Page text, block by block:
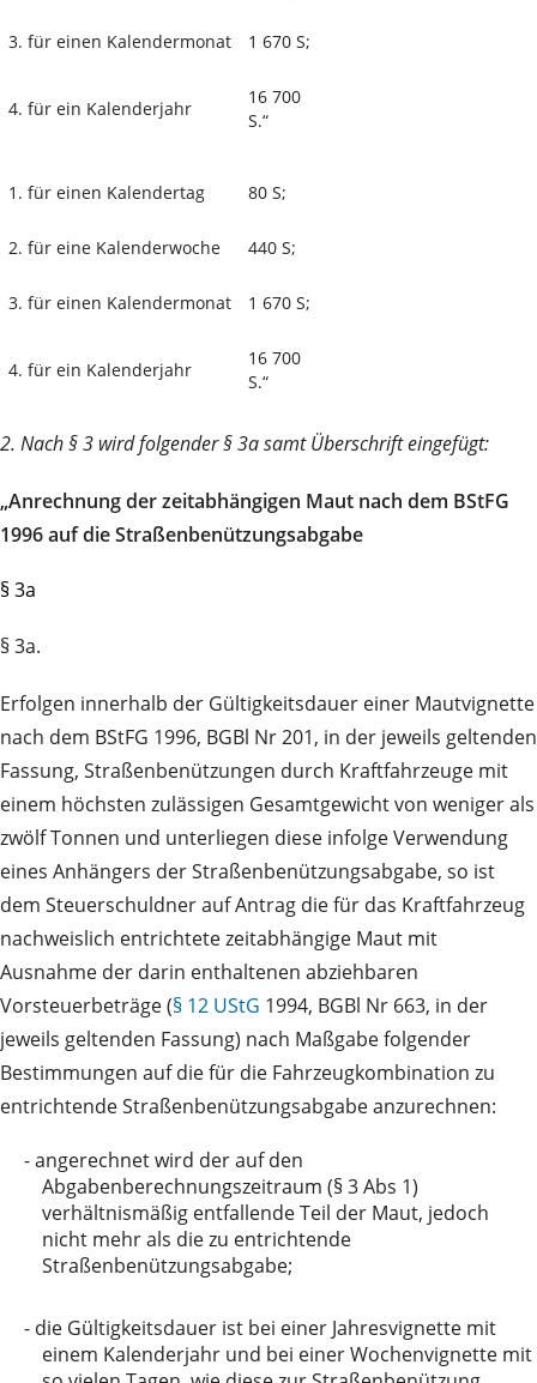
3. für einen Kalendermonat 1 670 S;
4. für ein Kalenderjahr
16 700
S.“
1. für einen Kalendertag 80 S;
2. für eine Kalenderwoche 440 S;
3. für einen Kalendermonat 1 670 S;
4. für ein Kalenderjahr
16 700
S.“
2. Nach § 3 wird folgender § 3a samt Überschrift eingefügt:
„Anrechnung der zeitabhängigen Maut nach dem BStFG
1996 auf die Straßenbenützungsabgabe
§ 3a
§ 3a.
Erfolgen innerhalb der Gültigkeitsdauer einer Mautvignette
nach dem BStFG 1996, BGBl Nr 201, in der jeweils geltenden
Fassung, Straßenbenützungen durch Kraftfahrzeuge mit
einem höchsten zulässigen Gesamtgewicht von weniger als
zwölf Tonnen und unterliegen diese infolge Verwendung
eines Anhängers der Straßenbenützungsabgabe, so ist
dem Steuerschuldner auf Antrag die für das Kraftfahrzeug
nachweislich entrichtete zeitabhängige Maut mit
Ausnahme der darin enthaltenen abziehbaren
Vorsteuerbeträge (§ 12 UStG 1994, BGBl Nr 663, in der
jeweils geltenden Fassung) nach Maßgabe folgender
Bestimmungen auf die für die Fahrzeugkombination zu
entrichtende Straßenbenützungsabgabe anzurechnen:
-angerechnet wird der auf den
Abgabenberechnungszeitraum (§ 3 Abs 1)
verhältnismäßig entfallende Teil der Maut, jedoch
nicht mehr als die zu entrichtende
Straßenbenützungsabgabe;
- die Gültigkeitsdauer ist bei einer Jahresvignette mit
einem Kalenderjahr und bei einer Wochenvignette mit